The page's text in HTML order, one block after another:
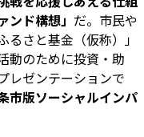
ド構想」 だ。市民や
さと基金（仮称）」
動のために投資・助
レゼンテーションで
市版ソーシャルインパ